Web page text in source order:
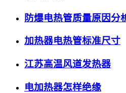
防爆电热管质量原因分
加热器电热管标准尺寸
江苏高温风道发热器
电加热器怎样绝缘